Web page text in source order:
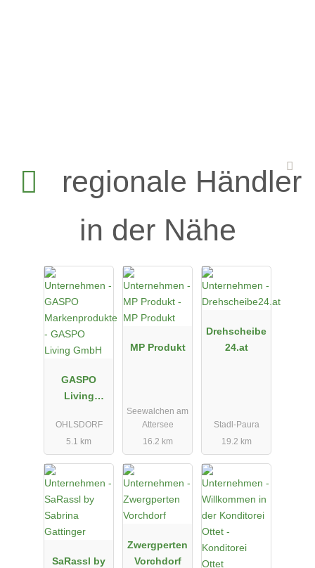
regionale Händler
in der Nähe
GASPO
Living
OHLSDORF
5.1 km
MP Produkt
Seewalchen am
Attersee
16.2 km
Drehscheibe
24.at
Stadl-Paura
19.2 km
SaRassl by
Zwergperten
Vorchdorf